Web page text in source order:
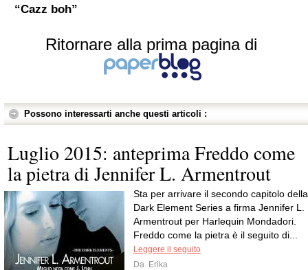
“Cazz boh”
Ritornare alla prima pagina di
Possono interessarti anche questi articoli :
Luglio 2015: anteprima Freddo come
la pietra di Jennifer L. Armentrout
Sta per arrivare il secondo capitolo della
Dark Element Series a firma Jennifer L.
Armentrout per Harlequin Mondadori.
Freddo come la pietra è il seguito di...
Leggere il seguito
Da Erika